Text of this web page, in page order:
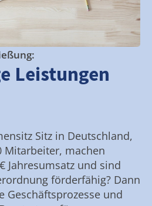
Leistungen
Sitz in Deutschland,
Mitarbeiter, machen
Jahresumsatz und sind
förderfähig? Dann
Geschäftsprozesse und